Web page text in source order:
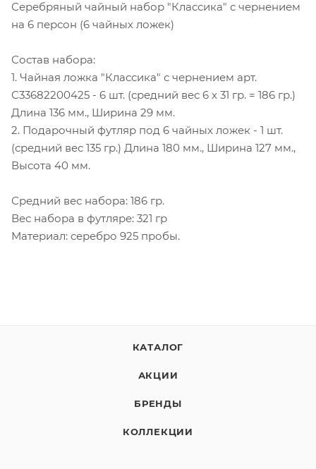
Серебряный чайный набор "Классика" с чернением
на 6 персон (6 чайных ложек)
Состав набора:
1. Чайная ложка "Классика" с чернением арт.
С33682200425 - 6 шт. (средний вес 6 х 31 гр. = 186 гр.)
Длина 136 мм., Ширина 29 мм.
2. Подарочный футляр под 6 чайных ложек - 1 шт.
(средний вес 135 гр.) Длина 180 мм., Ширина 127 мм.,
Высота 40 мм.
Средний вес набора: 186 гр.
Вес набора в футляре: 321 гр
Материал: серебро 925 пробы.
КАТАЛОГ
АКЦИИ
БРЕНДЫ
КОЛЛЕКЦИИ